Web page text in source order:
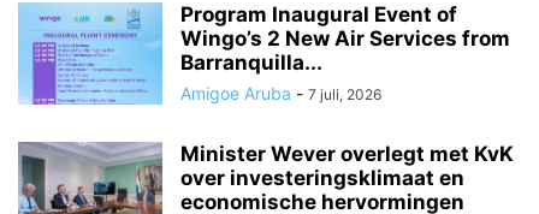
Program Inaugural Event of
Wingo’s 2 New Air Services from
Barranquilla...
Amigoe Aruba - 7 juli, 2026
Minister Wever overlegt met KvK
over investeringsklimaat en
economische hervormingen